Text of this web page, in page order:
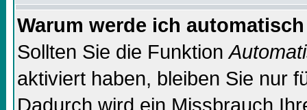
Warum werde ich
Sollten Sie die Funktion
aktiviert haben, bleiben Sie nur
Dadurch wird ein Missbrauch